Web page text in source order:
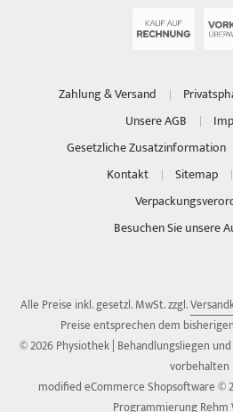
Zahlung & Versand
Unsere AGB
Gesetzliche Zusatzinformation
Kontakt
Sitemap
Besuchen Sie unsere
Alle Preise inkl. gesetzl. MwSt. zzgl.
Preise entsprechen dem
© 2026 Physiothek | Behandlungsliegen
vorbehalten
modified eCommerce Shopsoftware ©
Programmierung Rehm